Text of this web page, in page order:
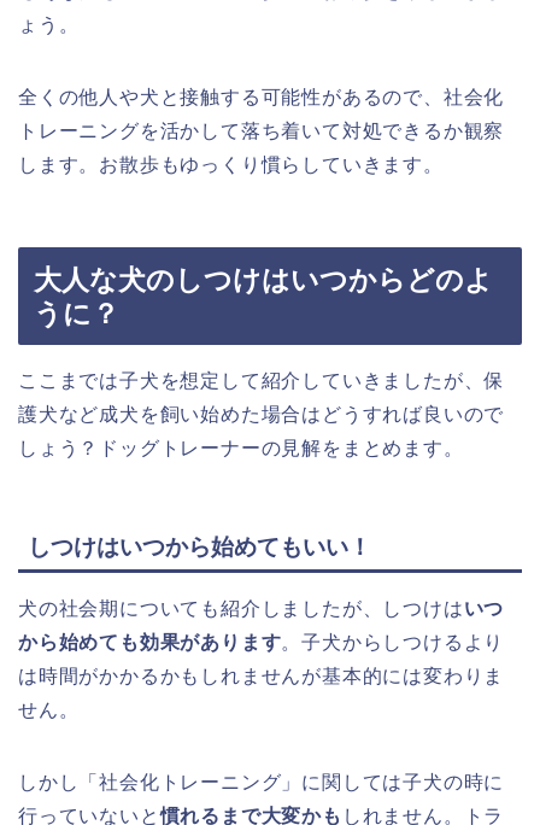
ょう。
全くの他人や犬と接触する可能性があるので、社会化
トレーニングを活かして落ち着いて対処できるか観察
します。お散歩もゆっくり慣らしていきます。
大人な犬のしつけはいつからどのよ
うに？
ここまでは子犬を想定して紹介していきましたが、保
護犬など成犬を飼い始めた場合はどうすれば良いので
しょう？ドッグトレーナーの見解をまとめます。
しつけはいつから始めてもいい！
犬の社会期についても紹介しましたが、しつけはいつ
から始めても効果があります。子犬からしつけるより
は時間がかかるかもしれませんが基本的には変わりま
せん。
しかし「社会化トレーニング」に関しては子犬の時に
行っていないと慣れるまで大変かも しれません。トラ